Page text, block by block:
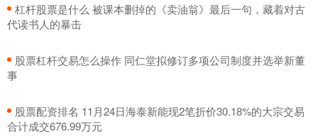
​杠杆股票是什么 被课本删掉的《卖油翁》最后一句，藏着对古
代读书人的暴击
​股票杠杆交易怎么操作 同仁堂拟修订多项公司制度并选举新董
事
​股票配资排名 11月24日海泰新能现2笔折价30.18%的大宗交易
合计成交676.99万元